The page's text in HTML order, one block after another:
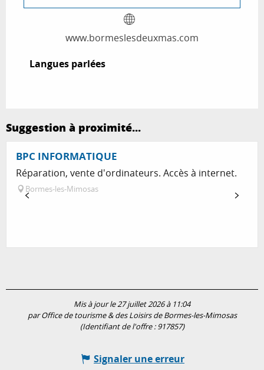
www.bormeslesdeuxmas.com
Langues parlées
Langues parlées
Suggestion à proximité...
BPC INFORMATIQUE
Réparation, vente d'ordinateurs. Accès à internet.
Bormes-les-Mimosas
Mis à jour le 27 juillet 2026 à 11:04
par Office de tourisme & des Loisirs de Bormes-les-Mimosas
(Identifiant de l'offre :917857)
Signaler une erreur